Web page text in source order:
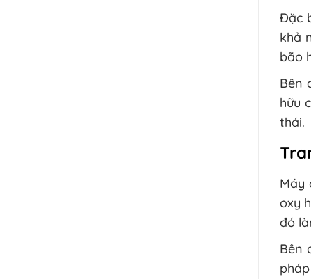
Đặc
khả
bão
Bên
hữu
thái.
Máy
oxy
đó
Bên